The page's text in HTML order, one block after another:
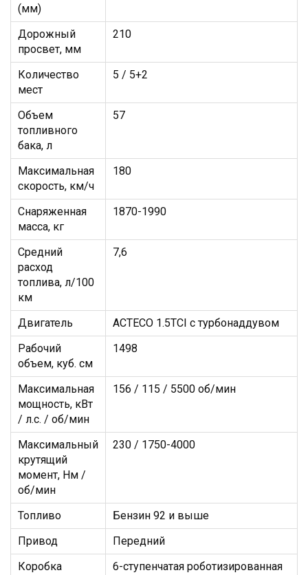
Количество
мест
5 / 5+2
Объем
топливного
бака, л
57
Максимальная
скорость, км/ч
180
Снаряженная
масса, кг
1870-1990
Средний
расход
топлива, л/100
км
7,6
Двигатель
Рабочий
объем, куб. см
Максимальная
мощность, кВт
/ л.с. / об/мин
156 / 115 / 5500 об/мин
Максимальный
крутящий
момент, Нм /
об/мин
230 / 1750-4000
Топливо
Привод
Коробка
передач
6-ступенчатая роботизированная
мокрого типа с двойным
сцеплением
Подвеска
Передняя независимая подвеска